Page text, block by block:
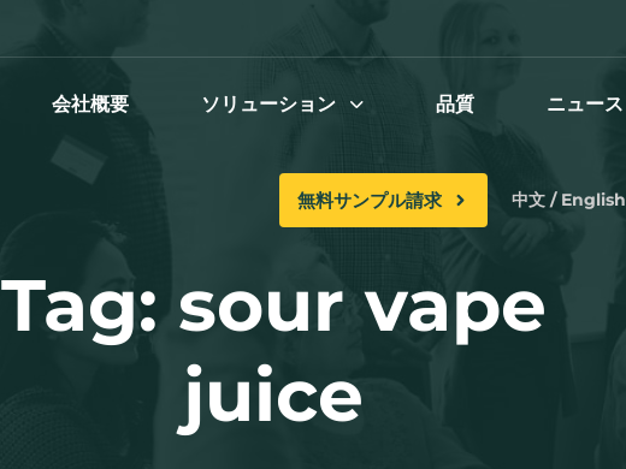
会社概要 ソリューション 品質 ニュース
無料サンプル請求 中文 / English
Tag: sour vape
juice